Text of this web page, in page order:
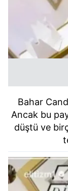
Bahar
Ancak bu
düştü ve